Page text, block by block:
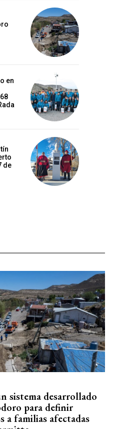
en
de
sistema desarrollado
para definir
a familias afectadas